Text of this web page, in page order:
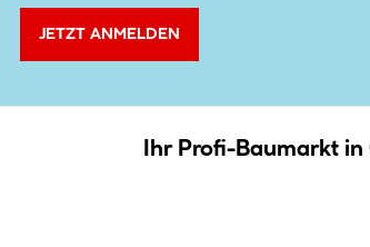
JETZT ANMELDEN
Ihr Profi-Baumarkt in